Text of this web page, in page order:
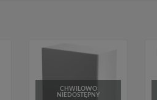
CHWILOWO
NIEDOSTĘPNY